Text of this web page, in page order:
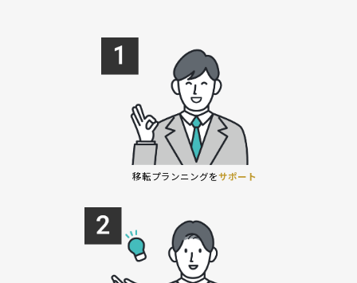
移転プランニングをサポート